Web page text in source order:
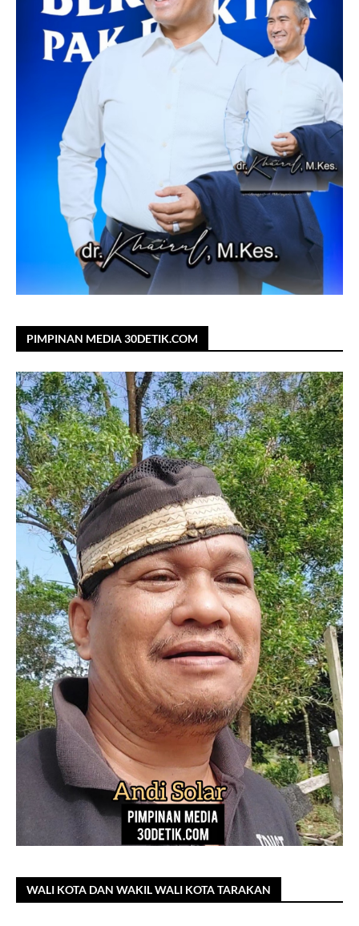
PIMPINAN MEDIA 30DETIK.COM
WALI KOTA DAN WAKIL WALI KOTA TARAKAN